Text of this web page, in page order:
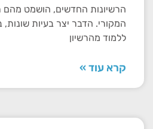
הרשיונות החדשים, הושמט מהם
המקורי. הדבר יצר בעיות שונות,
ללמוד מהרשיון
קרא עוד »